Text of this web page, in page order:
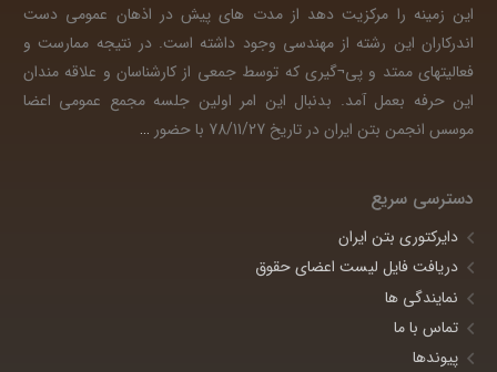
این زمینه را مرکزیت دهد از مدت های پیش در اذهان عمومی دست
اندرکاران این رشته از مهندسی وجود داشته است. در نتیجه ممارست و
فعالیتهای ممتد و پی¬گیری که توسط جمعی از کارشناسان و علاقه مندان
این حرفه بعمل آمد. بدنبال این امر اولین جلسه مجمع عمومی اعضا
موسس انجمن بتن ایران در تاریخ 78/11/27 با حضور
…
دسترسی سریع
دایرکتوری بتن ایران
دریافت فایل لیست اعضای حقوق
نمایندگی ها
تماس با ما
پیوندها